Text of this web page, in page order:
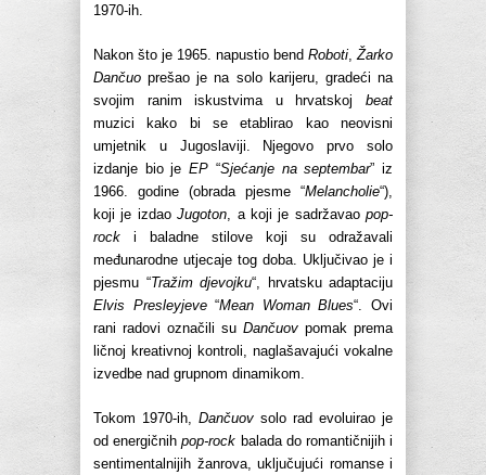
1970-ih.
Nakon što je 1965. napustio bend Roboti Žarko
Dančuo prešao je na solo karijeru, gradeći na
svojim ranim iskustvima u hrvatskoj beat
muzici kako bi se etablirao kao neovisni
umjetnik u Jugoslaviji. Njegovo prvo solo
izdanje bio jeEP “Sjećanje na septembar” iz
1966. godine (obrada pjesme “Melancholie“),
koji je izdaoJugoton , a koji je sadržavao pop-
rock i baladne stilove koji su odražavali
međunarodne utjecaje tog doba. Uključivao je i
pjesmu “Tražim djevojku“, hrvatsku adaptaciju
Elvis Presleyjeve“Mean Woman Blues“. Ovi
rani radovi označili su Dančuov pomak prema
ličnoj kreativnoj kontroli, naglašavajući vokalne
izvedbe nad grupnom dinamikom.
Tokom 1970-ih, Dančuov solo rad evoluirao je
od energičnihpop-rock balada do romantičnijih i
sentimentalnijih žanrova, uključujući romanse i